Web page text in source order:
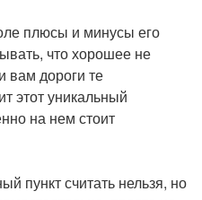
плюсы и минусы его
что хорошее не
вам дороги те
этот уникальный
на нем стоит
пункт считать нельзя, но